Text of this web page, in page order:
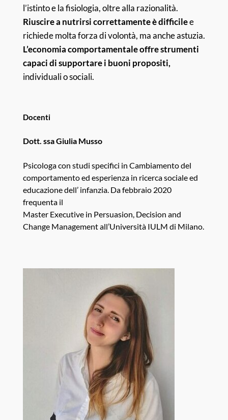
l’istinto e la fisiologia, oltre alla razionalità.
Riuscire a nutrirsi correttamente è difficilee
richiede molta forza di volontà, ma anche astuzia.
L’economia comportamentale offre strumenti
capaci di supportare i buoni propositi,
individuali o sociali.
Docenti
Dott. ssa Giulia Musso
Psicologa con studi specifici in Cambiamento del
comportamento ed esperienza in ricerca sociale ed
educazione dell’ infanzia. Da febbraio 2020
frequenta il
Master Executive in Persuasion, Decision and
Change Management all’Università IULM di Milano.